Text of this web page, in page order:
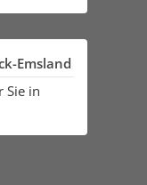
Emsland
Sie in